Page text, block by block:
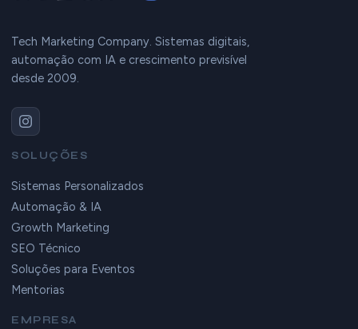
Tech Marketing Company. Sistemas digitais,
automação com IA e crescimento previsível
desde 2009.
SOLUÇÕES
Sistemas Personalizados
Automação & IA
Growth Marketing
SEO Técnico
Soluções para Eventos
Mentorias
EMPRESA